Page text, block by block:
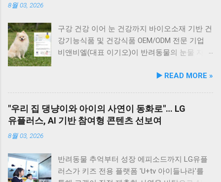
기준을 적용해 안전성을 확보했다. 리뉴얼 기념
자사몰 특별 프로모션 진행 듀먼은 케어화식 리
뉴얼 출시를 기념해 오는 8월 10일까지 자사 공
앞 바다에 정박된 어선들을 바라보면, 마치 그림
같은 풍경이 펼쳐져 군산 바다 여행의 로망을 한
층 더해 줍니다. 반려견과 함께 자연의 아름다움
현대횟집은 군산 방문 시 반드시 들러볼 만한 애
여행 #애견동반식사 #고군산군도여행 #신선한
회덮밥 #반려동물함께 #바다여행맛집
원 사업을 전개한다. 양 기관의 핵심 협력 분야
는 다음과 같다. 반려견놀이터 운영 지원 및 이
용 활성화 반려동물 문화교실 및 반려견 행동교
등 관계 개선 및 중재 프로그램 특히 전문가 그
도심 속 동물 관련 이슈를 이성적·체계적으로 풀
어가는 계기를 마련했다. 1만 1,000㎡ 규모 '안산
업의 결실이다. 호수공원 내 급경사지로 활용도
가 낮았던 1만 1,000㎡ 부지를 재해석하여 조성
8월 03, 2026
구강 건강 이어 눈 건강까지 바이오소재 기반 건
강기능식품 및 건강식품 OEM/ODM 전문 기업
비앤비엘(대표 이기오)이 반려동물의 눈물 자국
는 기능성 조성물 특허 등록을 마쳤다. 이번 특
빠르게 성장하는 펫 아이케어(Eye-Care) 시장
공략에 속도를 낸다. 산학협력 연구 성과 결실…
년 2월 최종 등록이 완료됐다. 발명자로는 김성
욱, 이기오, 김정민, 하정헌 연구진이 참여했으
▶️ READ MORE »
"우리 집 댕냥이와 아이의 사연이 동화로"… LG
유플러스, AI 기반 참여형 콘텐츠 선보여
8월 03, 2026
반려동물 추억부터 성장 에피소드까지 LG유플
러스가 키즈 전용 플랫폼 'U+tv 아이들나라'를